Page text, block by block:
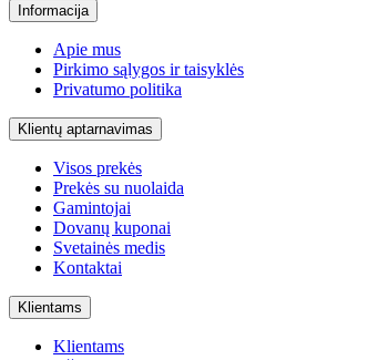
Informacija
Apie mus
Pirkimo sąlygos ir taisyklės
Privatumo politika
Klientų aptarnavimas
Visos prekės
Prekės su nuolaida
Gamintojai
Dovanų kuponai
Svetainės medis
Kontaktai
Klientams
Klientams